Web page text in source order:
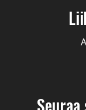
Seuraa